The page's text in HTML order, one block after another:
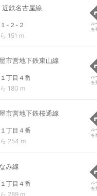
近鉄名古屋線
-２-２
151 m
ル
を
市営地下鉄東山線
丁目４番
180 m
ル
を
市営地下鉄桜通線
丁目４番
254 m
ル
を
み線
丁目４番
289 m
ル
を